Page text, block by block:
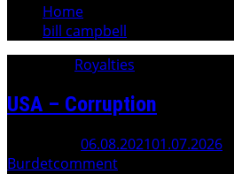
Home
bill campbell
Royalties
USA – Corruption
06.08.202101.07.2026
Burdetcomment